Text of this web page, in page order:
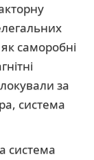
саморобні
за
система
система